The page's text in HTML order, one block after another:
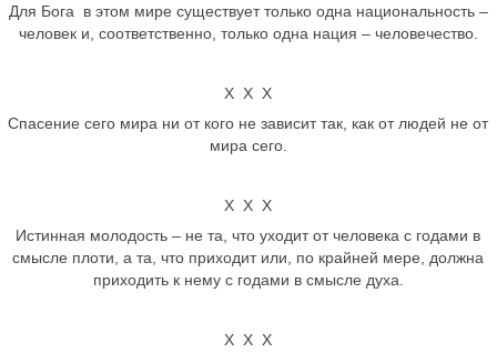
Для Бога в этом мире существует только одна национальность –
человек и, соответственно, только одна нация – человечество.
Х Х Х
Спасение сего мира ни от кого не зависит так, как от людей не от
мира сего.
Х Х Х
Истинная молодость – не та, что уходит от человека с годами в
смысле плоти, а та, что приходит или, по крайней мере, должна
приходить к нему с годами в смысле духа.
Х Х Х